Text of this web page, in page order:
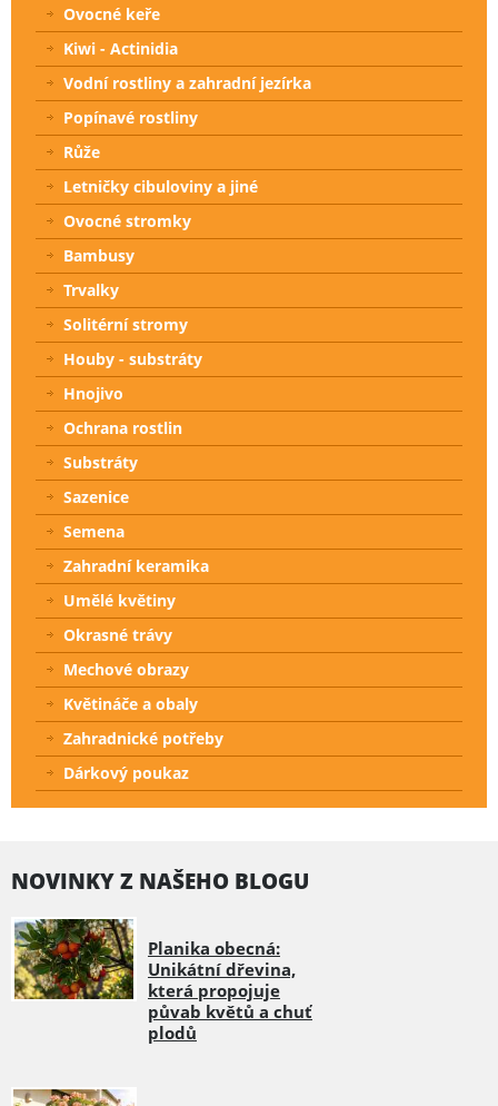
Ovocné keře
Kiwi - Actinidia
Vodní rostliny a zahradní jezírka
Popínavé rostliny
Růže
Letničky cibuloviny a jiné
Ovocné stromky
Bambusy
Trvalky
Solitérní stromy
Houby - substráty
Hnojivo
Ochrana rostlin
Substráty
Sazenice
Semena
Zahradní keramika
Umělé květiny
Okrasné trávy
Mechové obrazy
Květináče a obaly
Zahradnické potřeby
Dárkový poukaz
NOVINKY Z NAŠEHO BLOGU
Planika obecná:
Unikátní dřevina,
která propojuje
půvab květů a chuť
plodů